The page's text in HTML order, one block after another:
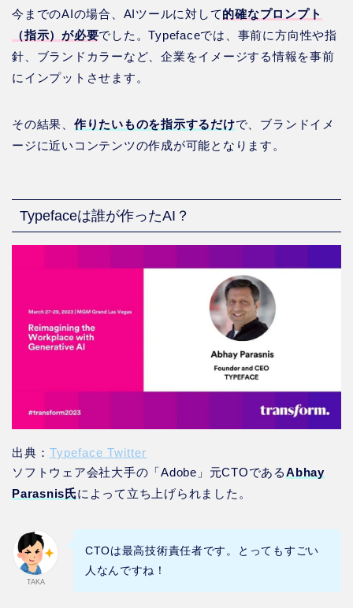
今までのAIの場合、AIツールに対して的確なプロンプト
（指示）が必要でした。Typefaceでは、事前に方向性や指
針、ブランドカラーなど、企業をイメージする情報を事前
にインプットさせます。
その結果、 作りたいものを指示するだけで、ブランドイメ
ージに近いコンテンツの作成が可能となります。
Typefaceは誰が作ったAI？
出典： Typeface Twitter
ソフトウェア会社大手の「Adobe」元CTOであるAbhay
Parasnis氏によって立ち上げられました。
TAKA
CTOは最高技術責任者です。とってもすごい
人なんですね！